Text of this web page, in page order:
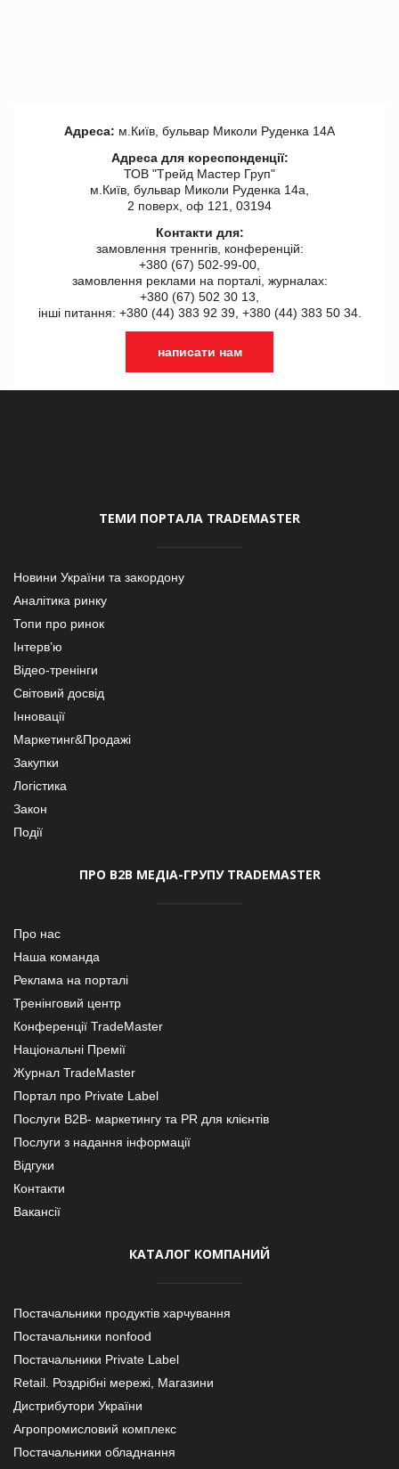
Адреса: м.Київ, бульвар Миколи Руденка 14А
Адреса для кореспонденції:
ТОВ "Tрейд Мастер Груп"
м.Київ, бульвар Миколи Руденка 14а,
2 поверх, оф 121, 03194
Контакти для:
замовлення треннгів, конференцій:
+380 (67) 502-99-00,
замовлення реклами на порталі, журналах:
+380 (67) 502 30 13,
інші питання: +380 (44) 383 92 39, +380 (44) 383 50 34.
написати нам
ТЕМИ ПОРТАЛА TRADEMASTER
Новини України та закордону
Аналітика ринку
Топи про ринок
Інтерв’ю
Відео-тренінги
Світовий досвід
Інновації
Маркетинг&Продажі
Закупки
Логістика
Закон
Події
ПРО В2В МЕДІА-ГРУПУ TRADEMASTER
Про нас
Наша команда
Реклама на порталі
Тренінговий центр
Конференції TradeMaster
Національні Премії
Журнал TradeMaster
Портал про Private Label
Послуги В2В- маркетингу та PR для клієнтів
Послуги з надання інформації
Відгуки
Контакти
Вакансії
КАТАЛОГ КОМПАНИЙ
Постачальники продуктів харчування
Постачальники nonfood
Постачальники Private Label
Retail. Роздрібні мережі, Магазини
Дистрибутори України
Агропромисловий комплекс
Постачальники обладнання